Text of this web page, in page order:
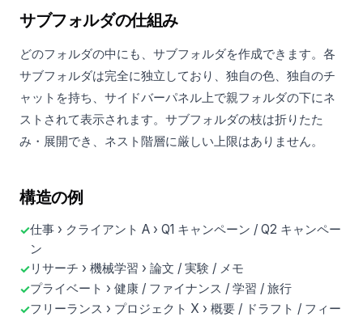
サブフォルダの仕組み
どのフォルダの中にも、サブフォルダを作成できます。各
サブフォルダは完全に独立しており、独自の色、独自のチ
ャットを持ち、サイドバーパネル上で親フォルダの下にネ
ストされて表示されます。サブフォルダの枝は折りたた
み・展開でき、ネスト階層に厳しい上限はありません。
構造の例
仕事 › クライアント A › Q1 キャンペーン / Q2 キャンペー
ン
リサーチ › 機械学習 › 論文 / 実験 / メモ
プライベート › 健康 / ファイナンス / 学習 / 旅行
フリーランス › プロジェクト X › 概要 / ドラフト / フィー